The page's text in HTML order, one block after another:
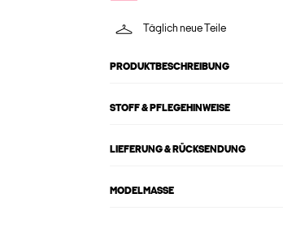
Täglich neue Teile
PRODUKTBESCHREIBUNG
STOFF & PFLEGEHINWEISE
LIEFERUNG & RÜCKSENDUNG
MODELMASSE